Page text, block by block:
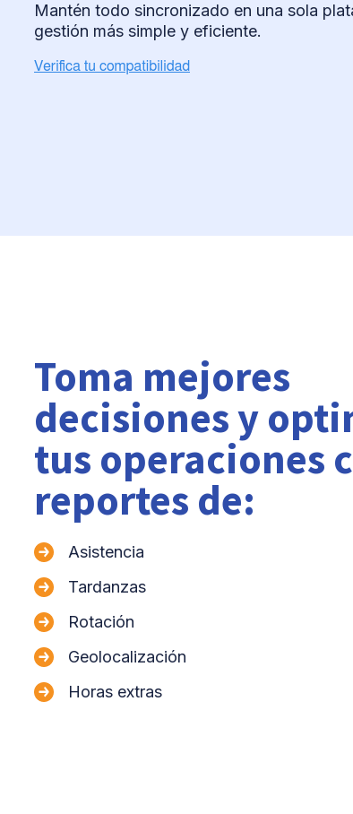
Mantén todo sincronizado en una sola
gestión más simple y eficiente.
Toma mejores
decisiones y
tus operaciones
reportes de:
Asistencia
Tardanzas
Rotación
Geolocalización
Horas extras